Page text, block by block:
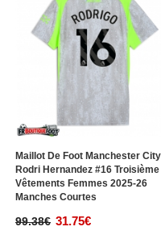
Maillot De Foot Manchester City
Rodri Hernandez #16 Troisième
Vêtements Femmes 2025-26
Manches Courtes
99.38€ 31.75€